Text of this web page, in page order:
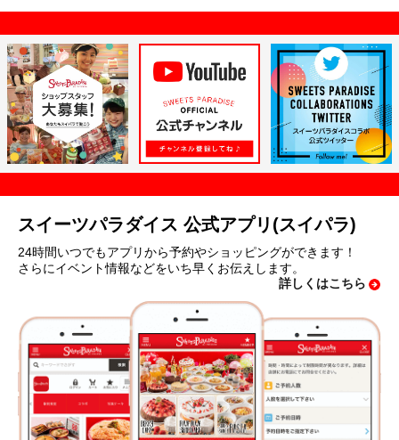
スイーツパラダイス 公式アプリ(スイパラ)
24時間いつでもアプリから予約やショッピングができます！
さらにイベント情報などをいち早くお伝えします。
詳しくはこちら